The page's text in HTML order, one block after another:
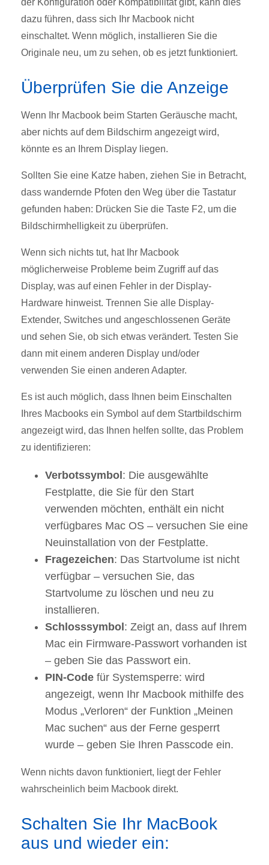
der Konfiguration oder Kompatibilität gibt, kann dies
dazu führen, dass sich Ihr Macbook nicht
einschaltet. Wenn möglich, installieren Sie die
Originale neu, um zu sehen, ob es jetzt funktioniert.
Überprüfen Sie die Anzeige
Wenn Ihr Macbook beim Starten Geräusche macht,
aber nichts auf dem Bildschirm angezeigt wird,
könnte es an Ihrem Display liegen.
Sollten Sie eine Katze haben, ziehen Sie in Betracht,
dass wandernde Pfoten den Weg über die Tastatur
gefunden haben: Drücken Sie die Taste F2, um die
Bildschirmhelligkeit zu überprüfen.
Wenn sich nichts tut, hat Ihr Macbook
möglicherweise Probleme beim Zugriff auf das
Display, was auf einen Fehler in der Display-
Hardware hinweist. Trennen Sie alle Display-
Extender, Switches und angeschlossenen Geräte
und sehen Sie, ob sich etwas verändert. Testen Sie
dann mit einem anderen Display und/oder
verwenden Sie einen anderen Adapter.
Es ist auch möglich, dass Ihnen beim Einschalten
Ihres Macbooks ein Symbol auf dem Startbildschirm
angezeigt wird, das Ihnen helfen sollte, das Problem
zu identifizieren:
Verbotssymbol : Die ausgewählte
Festplatte, die Sie für den Start
verwenden möchten, enthält ein nicht
verfügbares Mac OS – versuchen Sie eine
Neuinstallation von der Festplatte.
Fragezeichen: Das Startvolume ist nicht
verfügbar – versuchen Sie, das
Startvolume zu löschen und neu zu
installieren.
Schlosssymbol : Zeigt an, dass auf Ihrem
Mac ein Firmware-Passwort vorhanden ist
– geben Sie das Passwort ein.
PIN-Code für Systemsperre: wird
angezeigt, wenn Ihr Macbook mithilfe des
Modus „Verloren“ der Funktion „Meinen
Mac suchen“ aus der Ferne gesperrt
wurde – geben Sie Ihren Passcode ein.
Wenn nichts davon funktioniert, liegt der Fehler
wahrscheinlich beim Macbook direkt.
Schalten Sie Ihr MacBook
aus und wieder ein: